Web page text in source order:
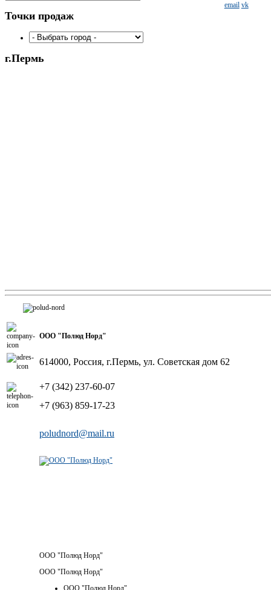
email vk
Точки продаж
г.Пермь
ООО "Полюд Норд"
614000, Россия, г.Пермь, ул. Советская дом 62
+7 (342) 237-60-07
+7 (963) 859-17-23
poludnord@mail.ru
ООО "Полюд Норд"
ООО "Полюд Норд"
ООО "Полюд Норд"